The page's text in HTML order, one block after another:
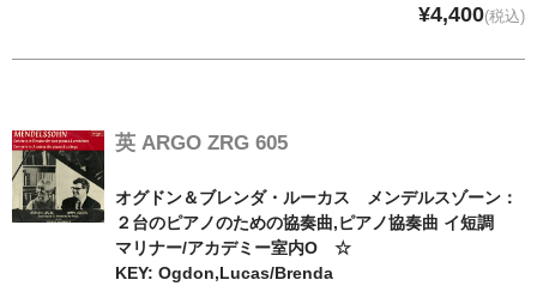
オペラ
歌曲
¥4,400(税込)
英 ARGO ZRG 605
オグドン＆ブレンダ・ルーカス メンデルスゾーン：
２台のピアノのための協奏曲,ピアノ協奏曲 イ短調
マリナー/アカデミー室内O ☆
KEY: Ogdon,Lucas/Brenda